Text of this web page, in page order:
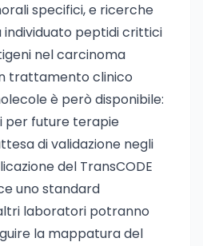
specifici, e ricerche
peptidi crittici
nel carcinoma
trattamento clinico
è però disponibile:
per future terapie
di validazione negli
del TransCODE
uno standard
laboratori potranno
la mappatura del